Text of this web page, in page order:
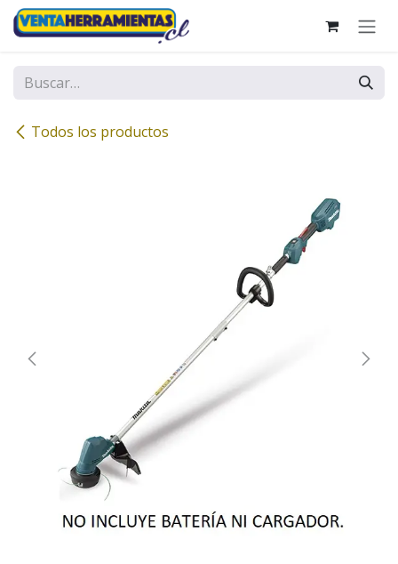
Ir al contenido
Todos los productos